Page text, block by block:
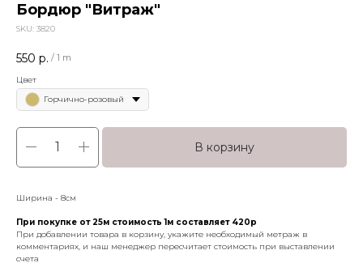
Бордюр "Витраж"
SKU: 3820
550 р. / 1 m
Цвет
Горчично-розовый
В корзину
Ширина - 8см
При покупке от 25м стоимость 1м составляет 420р
При добавлении товара в корзину, укажите необходимый метраж в
комментариях, и наш менеджер пересчитает стоимость при выставлении
счета